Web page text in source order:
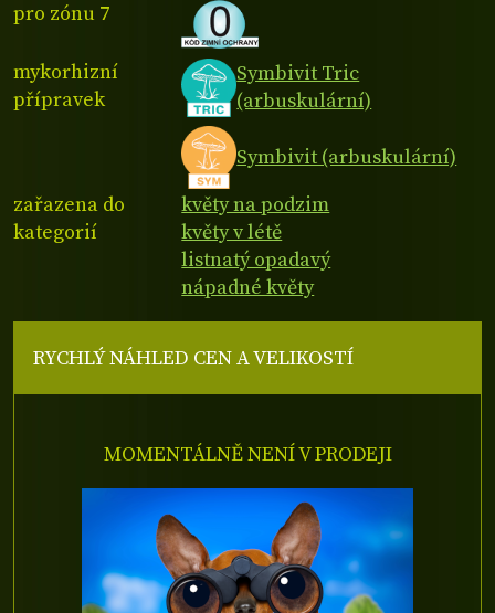
pro zónu 7
mykorhizní
přípravek
Symbivit Tric
(arbuskulární)
Symbivit (arbuskulární)
zařazena do
kategorií
květy na podzim
květy v létě
listnatý opadavý
nápadné květy
RYCHLÝ NÁHLED CEN A VELIKOSTÍ
MOMENTÁLNĚ NENÍ V PRODEJI